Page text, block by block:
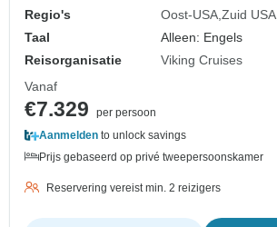
Regio's
Oost-USA Zuid USA
Taal
Alleen: Engels
Reisorganisatie
Viking Cruises
Vanaf
€7.329
per persoon
Aanmelden to unlock savings
Prijs gebaseerd op privé tweepersoonskamer
Reservering vereist min. 2 reizigers